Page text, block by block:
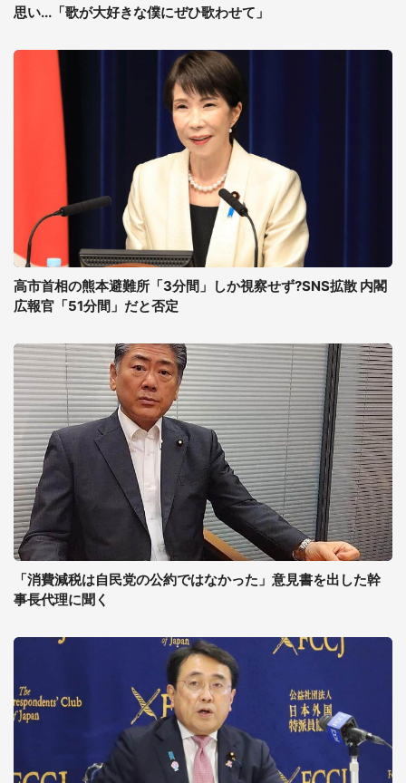
思い...「歌が大好きな僕にぜひ歌わせて」
高市首相の熊本避難所「3分間」しか視察せず?SNS拡散 内閣
広報官「51分間」だと否定
「消費減税は自民党の公約ではなかった」意見書を出した幹
事長代理に聞く